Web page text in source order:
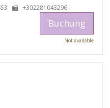
+302281043296
Buchung
Not available